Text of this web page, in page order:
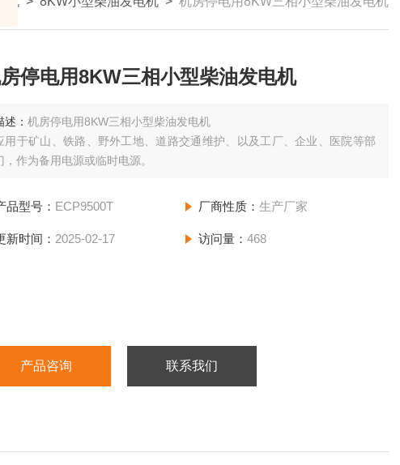
停电用8KW三相小型柴油发电机
述：机房停电用8KW三相小型柴油发电机
用于矿山、铁路、野外工地、道路交通维护、以及工厂、企业、医院等部
，作为备用电源或临时电源。
品型号： ECP9500T 厂商性质： 生产厂家
新时间： 2025-02-17 访问量： 468
产品咨询 联系我们